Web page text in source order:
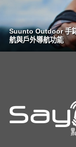
Suunto Outdoor 手
航與戶外導航功能